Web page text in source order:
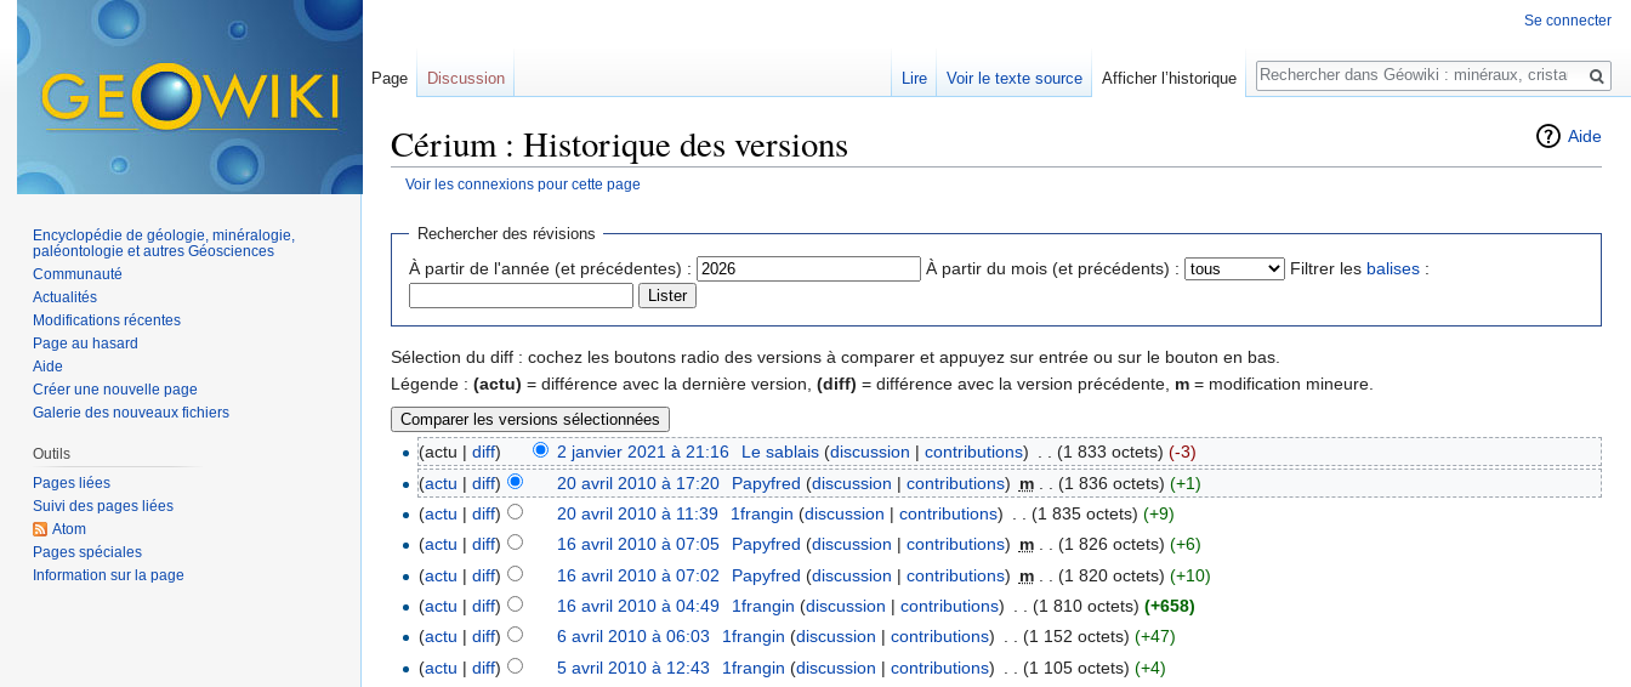
Aide
Cérium : Historique des versions
Voir les connexions pour cette page
Rechercher des révisions
À partir de l'année (et précédentes) : À partir du mois (et précédents) : Filtrer les balises :
Sélection du diff : cochez les boutons radio des versions à comparer et appuyez sur entrée ou sur le bouton en bas.
Légende : (actu) = différence avec la dernière version, (diff) = différence avec la version précédente, m = modification mineure.
(actu |diff) 2 janvier 2021 à 21:16 Le sablais (discussion | contributions) (1 833 octets) (-3)
(actu |diff) 20 avril 2010 à 17:20 Papyfred (discussion | contributions) m (1 836 octets) (+1)
(actu |diff) 20 avril 2010 à 11:39 1frangin (discussion | contributions) (1 835 octets) (+9)
(actu |diff) 16 avril 2010 à 07:05 Papyfred (discussion | contributions) m . . (1 826 octets) (+6)
(actu |diff) 16 avril 2010 à 07:02 Papyfred (discussion | contributions) m (1 820 octets) (+10)
(actu |diff) 16 avril 2010 à 04:49 1frangin (discussion | contributions) (1 810 octets) (+658)
(actu |diff) 6 avril 2010 à 06:03 1frangin (discussion | contributions) . . (1 152 octets) (+47)
(actu |diff) 5 avril 2010 à 12:43 1frangin (discussion | contributions) (1 105 octets) (+4)
Se connecter
Page Discussion Lire Voir le texte source Afficher l’historique
Rechercher
Encyclopédie de géologie, minéralogie,
paléontologie et autres Géosciences
Communauté
Actualités
Modifications récentes
Page au hasard
Aide
Créer une nouvelle page
Galerie des nouveaux fichiers
Outils
Pages liées
Suivi des pages liées
Atom
Pages spéciales
Information sur la page